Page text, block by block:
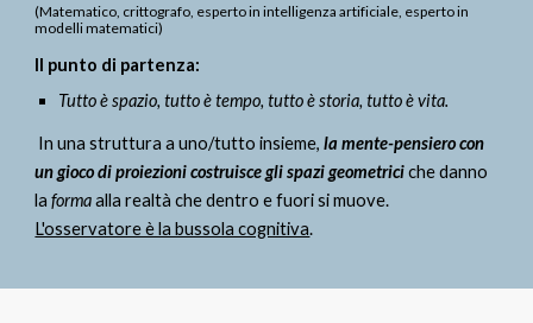
(Matematico, crittografo, esperto in intelligenza artificiale, esperto in
modelli matematici)
Il punto di partenza:
Tutto è spazio, tutto è tempo, tutto è storia, tutto è vita.
In una struttura a uno/tutto insieme, la mente-pensiero con
un gioco di proiezioni costruisce gli spazi geometrici che danno
la forma
L'osservatore è la bussola cognitiva.